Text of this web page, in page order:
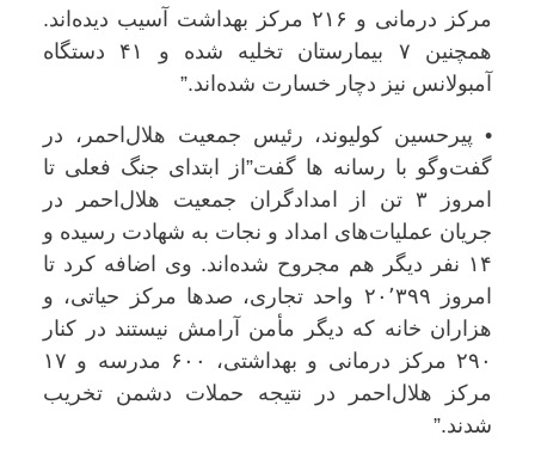
مرکز درمانی و ۲۱۶ مرکز بهداشت آسیب دیده‌اند.
همچنین ۷ بیمارستان تخلیه شده و ۴۱ دستگاه
آمبولانس نیز دچار خسارت شده‌اند.”
• پیرحسین کولیوند، رئیس جمعیت هلال‌احمر، در
گفت‌وگو با رسانه ها گفت”از ابتدای جنگ فعلی تا
امروز ۳ تن از امدادگران جمعیت هلال‌احمر در
جریان عملیات‌های امداد و نجات به شهادت رسیده و
۱۴ نفر دیگر هم مجروح شده‌اند. وی اضافه کرد تا
امروز ۲۰٬۳۹۹ واحد تجاری، صدها مرکز حیاتی، و
هزاران خانه که دیگر مأمن آرامش نیستند در کنار
۲۹۰ مرکز درمانی و بهداشتی، ۶۰۰ مدرسه و ۱۷
مرکز هلال‌احمر در نتیجه حملات دشمن تخریب
شدند.”